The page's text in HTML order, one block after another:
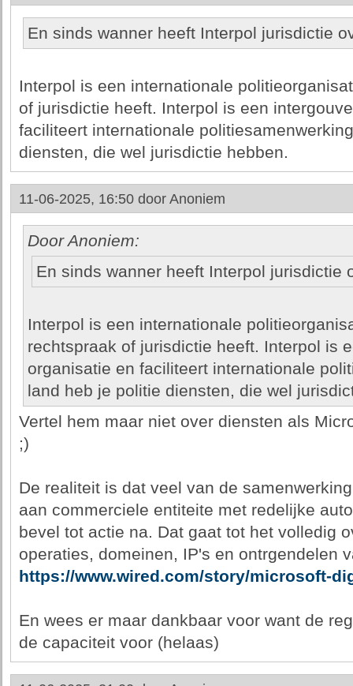
En sinds wanner heeft Interpol jurisdictie
Interpol is een internationale
of jurisdictie heeft. Interpol is een
faciliteert internationale
diensten, die wel jurisdictie hebben.
11-06-2025, 16:50 door Anoniem
Door Anoniem:
En sinds wanner heeft Interpol jurisdictie
Interpol is een internationale
rechtspraak of jurisdictie heeft. Interpol is
organisatie en faciliteert internationale
land heb je politie diensten, die wel
Vertel hem maar niet over diensten als
;)
De realiteit is dat veel van de
aan commerciele entiteite met redelijke
bevel tot actie na. Dat gaat tot het volledig
operaties, domeinen, IP's en ontrgendelen
https://www.wired.com/story/microsoft-
En wees er maar dankbaar voor want de
de capaciteit voor (helaas)